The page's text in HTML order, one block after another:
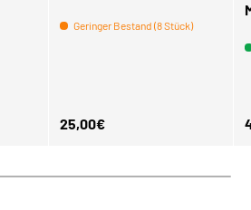
Geringer Bestand (8 Stück)
Normaler Preis
25,00€